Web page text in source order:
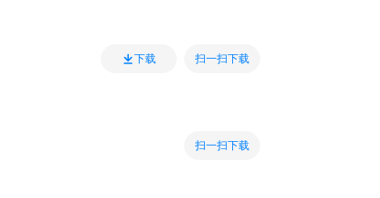
下载 扫一扫下载
扫一扫下载